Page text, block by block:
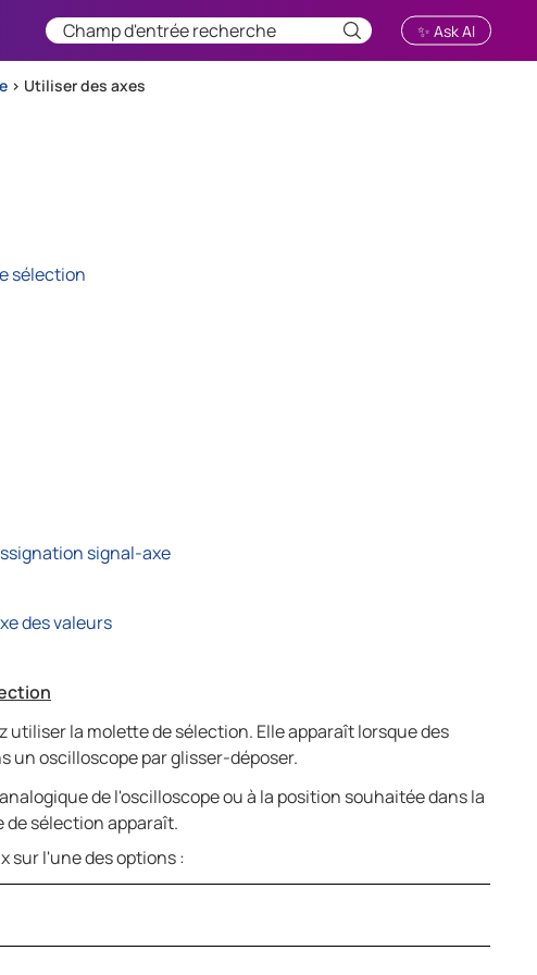
✨ Ask AI
> Utiliser des axes
sélection
signal-axe
des valeurs
la molette de sélection. Elle apparaît lorsque des
un oscilloscope par glisser-déposer.
de l'oscilloscope ou à la position souhaitée dans la
de sélection apparaît.
sur l'une des options :